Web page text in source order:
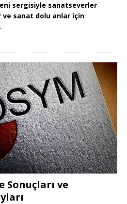
sergisiyle sanatseverler
ve sanat dolu anlar için
Sonuçları ve